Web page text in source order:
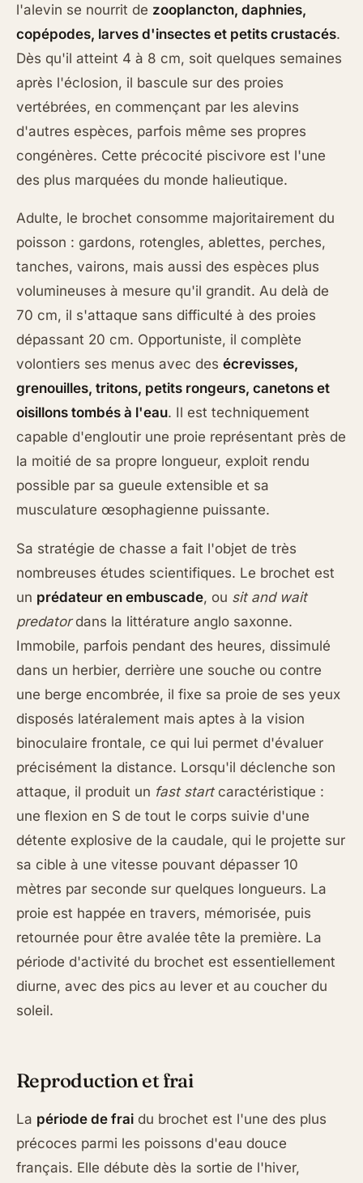
l'alevin se nourrit de zooplancton, daphnies,
copépodes, larves d'insectes et petits crustacés.
Dès qu'il atteint 4 à 8 cm, soit quelques semaines
après l'éclosion, il bascule sur des proies
vertébrées, en commençant par les alevins
d'autres espèces, parfois même ses propres
congénères. Cette précocité piscivore est l'une
des plus marquées du monde halieutique.
Adulte, le brochet consomme majoritairement du
poisson : gardons, rotengles, ablettes, perches,
tanches, vairons, mais aussi des espèces plus
volumineuses à mesure qu'il grandit. Au delà de
70 cm, il s'attaque sans difficulté à des proies
dépassant 20 cm. Opportuniste, il complète
volontiers ses menus avec des écrevisses,
grenouilles, tritons, petits rongeurs, canetons et
oisillons tombés à l'eau. Il est techniquement
capable d'engloutir une proie représentant près de
la moitié de sa propre longueur, exploit rendu
possible par sa gueule extensible et sa
musculature œsophagienne puissante.
Sa stratégie de chasse a fait l'objet de très
nombreuses études scientifiques. Le brochet est
un prédateur en embuscade, ou sit and wait
predatordans la littérature anglo saxonne.
Immobile, parfois pendant des heures, dissimulé
dans un herbier, derrière une souche ou contre
une berge encombrée, il fixe sa proie de ses yeux
disposés latéralement mais aptes à la vision
binoculaire frontale, ce qui lui permet d'évaluer
précisément la distance. Lorsqu'il déclenche son
attaque, il produit un fast startcaractéristique :
une flexion en S de tout le corps suivie d'une
détente explosive de la caudale, qui le projette sur
sa cible à une vitesse pouvant dépasser 10
mètres par seconde sur quelques longueurs. La
proie est happée en travers, mémorisée, puis
retournée pour être avalée tête la première. La
période d'activité du brochet est essentiellement
diurne, avec des pics au lever et au coucher du
soleil.
Reproduction et frai
La période de frai du brochet est l'une des plus
précoces parmi les poissons d'eau douce
français. Elle débute dès la sortie de l'hiver,